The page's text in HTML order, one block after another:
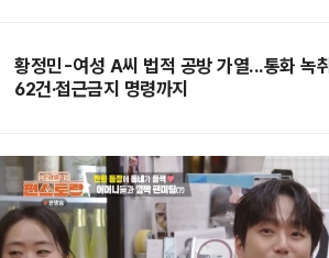
황정민-여성 A씨 법적 공방 가열...통화 녹취
62건·접근금지 명령까지